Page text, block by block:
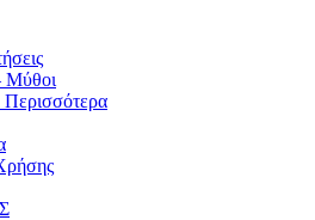
Μύθοι